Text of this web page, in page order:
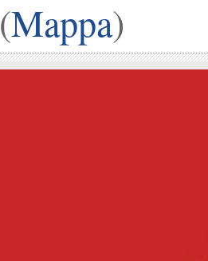
(Mappa)